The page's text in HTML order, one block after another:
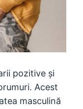
pozitive și
Acest
masculină